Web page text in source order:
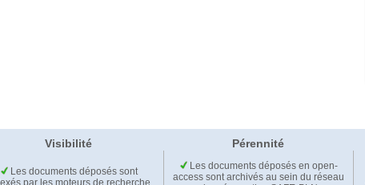
Visibilité Pérennité
Les documents déposés sont
Les documents déposés en open-
access sont archivés au sein du réseau